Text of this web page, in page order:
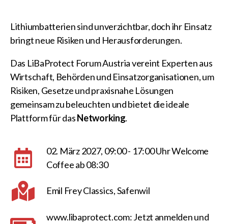
Lithiumbatterien sind unverzichtbar, doch ihr Einsatz
bringt neue Risiken und Herausforderungen.
Das LiBaProtect Forum Austria vereint Experten aus
Wirtschaft, Behörden und Einsatzorganisationen, um
Risiken, Gesetze und praxisnahe Lösungen
gemeinsam zu beleuchten und bietet die ideale
Plattform für dasNetworking.
02. März 2027, 09:00 - 17:00 Uhr Welcome
Coffee ab 08:30
Emil Frey Classics, Safenwil
www.libaprotect.com: Jetzt anmelden und